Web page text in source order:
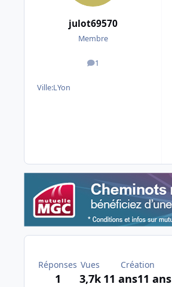
julot69570
Membre
1
messages
Ville:LYon
Réponses
1
Vues
3,7k
Création
11 ans11 ans